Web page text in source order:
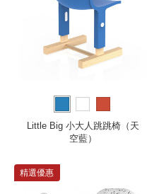
Little Big 小大人跳跳椅（天
空藍）
精選優惠